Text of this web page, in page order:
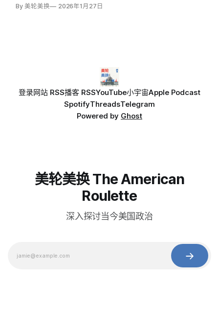
Noem）辞职，成为首批要求她下台的国会共和党议员。
By 美轮美换 2026年1月27日
登录网站 RSS播客 RSSYouTube小宇宙Apple Podcast
SpotifyThreadsTelegram
Powered by Ghost
美轮美换 The American
Roulette
深入探讨当今美国政治